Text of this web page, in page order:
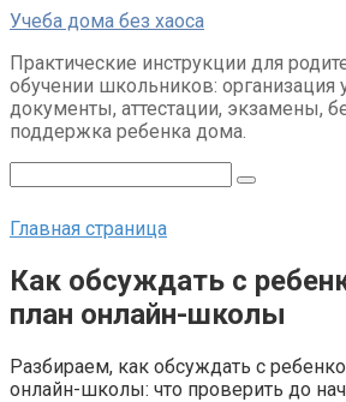
Перейти
контенту
Учеба дома без хаоса
Практические инструкции для
обучении школьников: организация
документы, аттестации, экзамены,
поддержка ребенка дома.
Главная страница
Как обсуждать с
план онлайн-школы
Разбираем, как обсуждать с
онлайн-школы: что проверить до